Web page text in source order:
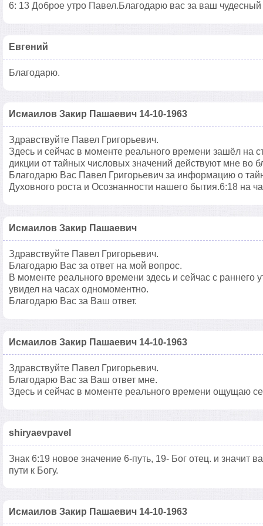
6: 13 Доброе утро Павел.Благодарю вас за ваш чудесный
Евгений
Благодарю.
Исмаилов Закир Пашаевич 14-10-1963
Здравствуйте Павел Григорьевич.
Здесь и сейчас в моменте реального времени зашёл на
дикции от тайных числовых значений действуют мне во
Благодарю Вас Павел Григорьевич за информацию о
Духовного роста и Осознанности нашего бытия.6:18 на
Исмаилов Закир Пашаевич
Здравствуйте Павел Григорьевич.
Благодарю Вас за ответ на мой вопрос.
В моменте реального времени здесь и сейчас с раннего
увидел на часах одномоментно.
Благодарю Вас за Ваш ответ.
Исмаилов Закир Пашаевич 14-10-1963
Здравствуйте Павел Григорьевич.
Благодарю Вас за Ваш ответ мне.
Здесь и сейчас в моменте реального времени ощущаю
shiryaevpavel
Знак 6:19 новое значение 6-путь, 19- Бог отец. и значит
пути к Богу.
Исмаилов Закир Пашаевич 14-10-1963